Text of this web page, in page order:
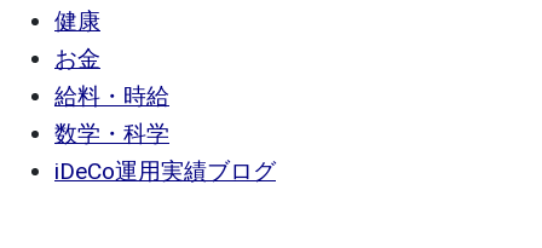
健康
お金
給料・時給
数学・科学
iDeCo運用実績ブログ